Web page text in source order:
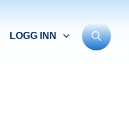
LOGG INN